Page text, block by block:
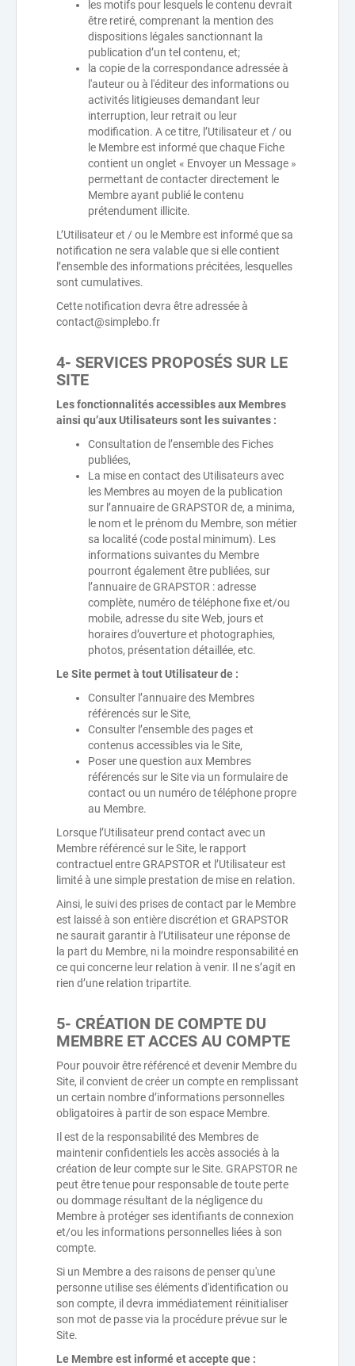
les motifs pour lesquels le contenu devrait
être retiré, comprenant la mention des
dispositions légales sanctionnant la
publication d’un tel contenu, et;
la copie de la correspondance adressée à
l'auteur ou à l'éditeur des informations ou
activités litigieuses demandant leur
interruption, leur retrait ou leur
modification. A ce titre, l’Utilisateur et / ou
le Membre est informé que chaque Fiche
contient un onglet « Envoyer un Message »
permettant de contacter directement le
Membre ayant publié le contenu
prétendument illicite.
L’Utilisateur et / ou le Membre est informé que sa
notification ne sera valable que si elle contient
l’ensemble des informations précitées, lesquelles
sont cumulatives.
Cette notification devra être adressée à
contact@simplebo.fr
4- SERVICES PROPOSÉS SUR LE
SITE
Les fonctionnalités accessibles aux Membres
ainsi qu’aux Utilisateurs sont les suivantes :
Consultation de l’ensemble des Fiches
publiées,
La mise en contact des Utilisateurs avec
les Membres au moyen de la publication
sur l’annuaire de GRAPSTOR de, a minima,
le nom et le prénom du Membre, son métier
sa localité (code postal minimum). Les
informations suivantes du Membre
pourront également être publiées, sur
l’annuaire de GRAPSTOR : adresse
complète, numéro de téléphone fixe et/ou
mobile, adresse du site Web, jours et
horaires d’ouverture et photographies,
photos, présentation détaillée, etc.
Le Site permet à tout Utilisateur de :
Consulter l’annuaire des Membres
référencés sur le Site,
Consulter l’ensemble des pages et
contenus accessibles via le Site,
Poser une question aux Membres
référencés sur le Site via un formulaire de
contact ou un numéro de téléphone propre
au Membre.
Lorsque l’Utilisateur prend contact avec un
Membre référencé sur le Site, le rapport
contractuel entre GRAPSTOR et l’Utilisateur est
limité à une simple prestation de mise en relation.
Ainsi, le suivi des prises de contact par le Membre
est laissé à son entière discrétion et GRAPSTOR
ne saurait garantir à l’Utilisateur une réponse de
la part du Membre, ni la moindre responsabilité en
ce qui concerne leur relation à venir. Il ne s’agit en
rien d’une relation tripartite.
5- CRÉATION DE COMPTE DU
MEMBRE ET ACCES AU COMPTE
Pour pouvoir être référencé et devenir Membre du
Site, il convient de créer un compte en remplissant
un certain nombre d’informations personnelles
obligatoires à partir de son espace Membre.
Il est de la responsabilité des Membres de
maintenir confidentiels les accès associés à la
création de leur compte sur le Site. GRAPSTOR ne
peut être tenue pour responsable de toute perte
ou dommage résultant de la négligence du
Membre à protéger ses identifiants de connexion
et/ou les informations personnelles liées à son
compte.
Si un Membre a des raisons de penser qu'une
personne utilise ses éléments d'identification ou
son compte, il devra immédiatement réinitialiser
son mot de passe via la procédure prévue sur le
Site.
Le Membre est informé et accepte que :